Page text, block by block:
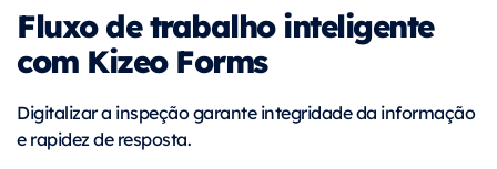
Fluxo de trabalho inteligente
com Kizeo Forms
Digitalizar a inspeção garante integridade da informação
e rapidez de resposta.